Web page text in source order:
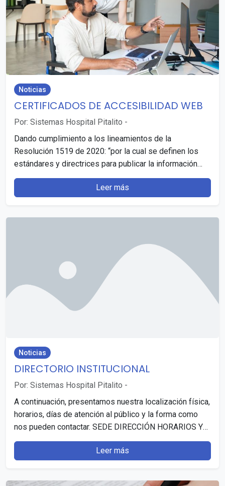
Noticias
CERTIFICADOS DE ACCESIBILIDAD WEB
Por: Sistemas Hospital Pitalito -
Dando cumplimiento a los lineamientos de la
Resolución 1519 de 2020: “por la cual se definen los
estándares y directrices para publicar la información…
Leer más
Noticias
DIRECTORIO INSTITUCIONAL
Por: Sistemas Hospital Pitalito -
A continuación, presentamos nuestra localización física,
horarios, días de atención al público y la forma como
nos pueden contactar. SEDE DIRECCIÓN HORARIOS Y
DÍAS…
Leer más